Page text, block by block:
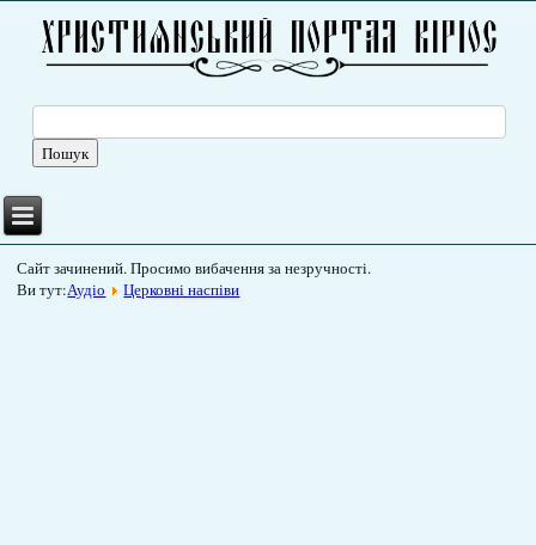
Сайт зачинений. Просимо вибачення за незручності.
Ви тут:Аудіо Церковні наспіви